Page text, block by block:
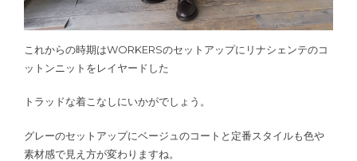
これからの時期はWORKERSのセットアップにリナシェンテのコ
ットンニットをレイヤードした
トラッドな着こなしにいかがでしょう。
グレーのセットアップにベージュのコートと定番スタイルも色や
素材感で見え方が変わりますね。